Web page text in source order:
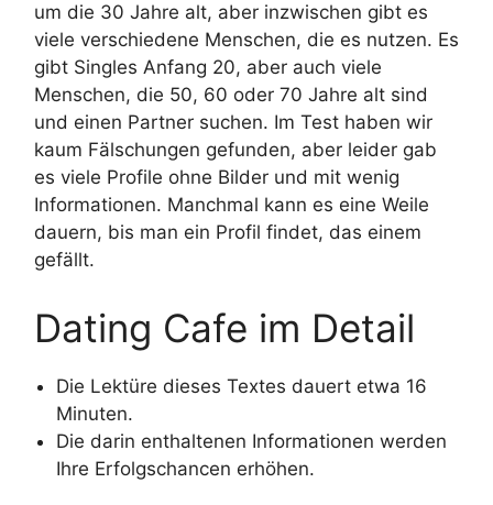
um die 30 Jahre alt, aber inzwischen gibt es
viele verschiedene Menschen, die es nutzen. Es
gibt Singles Anfang 20, aber auch viele
Menschen, die 50, 60 oder 70 Jahre alt sind
und einen Partner suchen. Im Test haben wir
kaum Fälschungen gefunden, aber leider gab
es viele Profile ohne Bilder und mit wenig
Informationen. Manchmal kann es eine Weile
dauern, bis man ein Profil findet, das einem
gefällt.
Dating Cafe im Detail
Die Lektüre dieses Textes dauert etwa 16
Minuten.
Die darin enthaltenen Informationen werden
Ihre Erfolgschancen erhöhen.